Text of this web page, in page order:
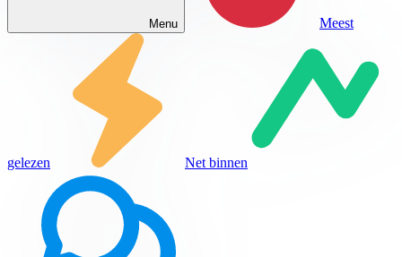
Menu Meest
gelezen Net binnen